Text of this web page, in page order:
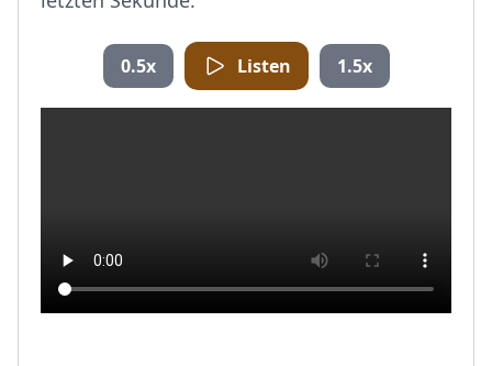
0.5x Listen 1.5x